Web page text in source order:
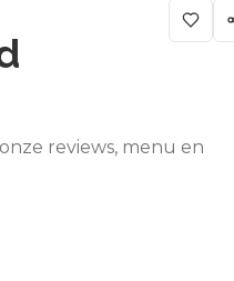
reviews, menu en